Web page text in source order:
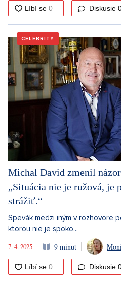
Diskusie
CELEBRITY
Michal David zmenil
„Situácia nie je ružová, je
strážiť.“
Spevák medzi iným v rozhovore
ktorou nie je spoko...
7. 4. 2025
9 minut
Diskusie